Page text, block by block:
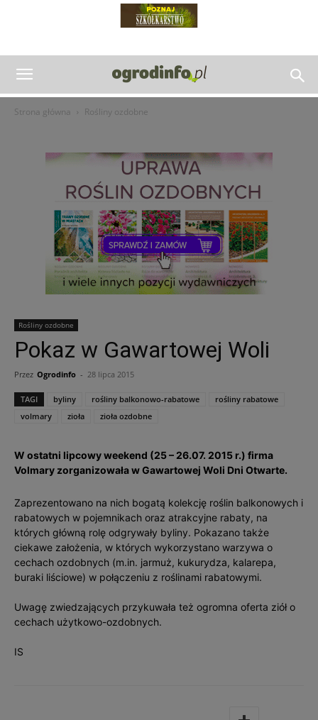
Strona główna Rośliny ozdobne
Rośliny ozdobne
Pokaz w Gawartowej Woli
Przez Ogrodinfo - 28 lipca 2015
TAGI byliny rośliny balkonowo-rabatowe
rośliny rabatowe
volmary
zioła zioła ozdobne
W ostatni lipcowy weekend (25 – 26.07. 2015 r.) firma
Volmary zorganizowała w Gawartowej Woli Dni Otwarte.
Zaprezentowano na nich bogatą kolekcję roślin balkonowych i
rabatowych w pojemnikach oraz atrakcyjne rabaty, na
których główną rolę odgrywały byliny. Pokazano także
ciekawe założenia, w których wykorzystano warzywa o
cechach ozdobnych (m.in. jarmuż, kukurydza, kalarepa,
buraki liściowe) w połączeniu z roślinami rabatowymi.
Uwagę zwiedzających przykuwała też ogromna oferta ziół o
cechach użytkowo-ozdobnych.
IS